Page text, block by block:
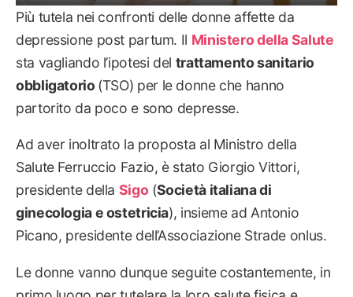
Più tutela nei confronti delle donne affette da
depressione post partum. Il Ministero della Salute
sta vagliando l’ipotesi del trattamento sanitario
obbligatorio (TSO) per le donne che hanno
partorito da poco e sono depresse.
Ad aver inoltrato la proposta al Ministro della
Salute Ferruccio Fazio, è stato Giorgio Vittori,
presidente della Sigo (Società italiana di
ginecologia e ostetricia), insieme ad Antonio
Picano, presidente dell’Associazione Strade onlus.
Le donne vanno dunque seguite costantemente, in